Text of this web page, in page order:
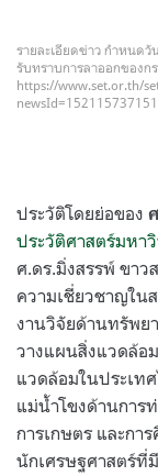
รายละเอียดข่าว กำหนด
รับทราบการลาออกของก
https://www.set.or.th/
ประวัติโดยย่อของ
ประวัติศาสตร์มหา
ศ.ดร.มิ่งสรรพ์ ขาว
ความเชี่ยวชาญใน
งานวิจัยด้านทรัพย
วางแผนสิ่งแวดล้อ
แวดล้อมในประเท
แม่น้ำโขงด้านการ
การเกษตร และกา
นักเศรษฐศาสตร์ที่